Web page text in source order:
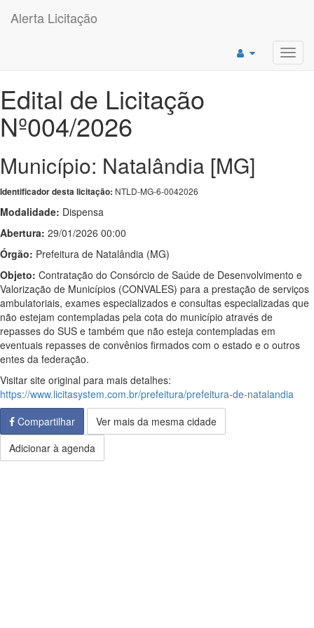
Alerta Licitação
Edital de Licitação
Nº004/2026
Município: Natalândia [MG]
Identificador desta licitação: NTLD-MG-6-0042026
Modalidade: Dispensa
Abertura: 29/01/2026 00:00
Órgão: Prefeitura de Natalândia (MG)
Objeto: Contratação do Consórcio de Saúde de Desenvolvimento e
Valorização de Municípios (CONVALES) para a prestação de serviços
ambulatoriais, exames especializados e consultas especializadas que
não estejam contempladas pela cota do município através de
repasses do SUS e também que não esteja contempladas em
eventuais repasses de convênios firmados com o estado e o outros
entes da federação.
Visitar site original para mais detalhes:
https://www.licitasystem.com.br/prefeitura/prefeitura-de-natalandia
Compartilhar
Ver mais da mesma cidade
Adicionar à agenda